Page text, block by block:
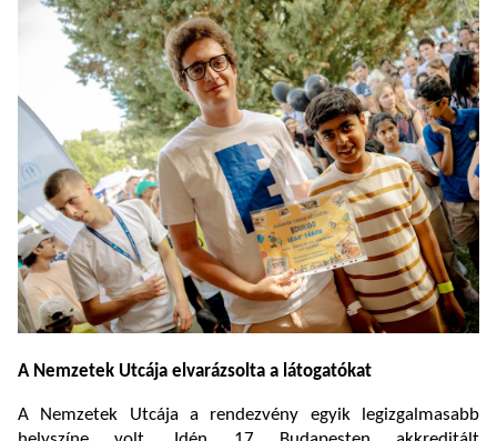
A Nemzetek Utcája elvarázsolta a látogatókat
A Nemzetek Utcája a rendezvény egyik legizgalmasabb